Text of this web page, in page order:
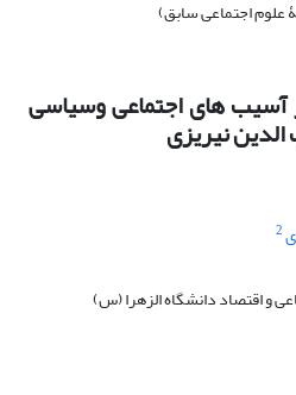
آسیب های اجتماعی وسیاسی
نیریزی
2
و اقتصاد دانشگاه الزهرا (س)